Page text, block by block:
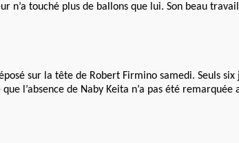
n’a touché plus de ballons que lui. Son beau
sur la tête de Robert Firmino samedi. Seuls six
l’absence de Naby Keita n’a pas été remarquée